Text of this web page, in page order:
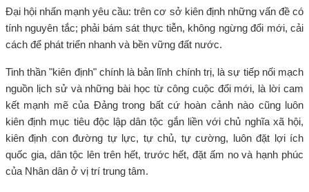
Đại hội nhấn mạnh yêu cầu: trên cơ sở kiên định những vấn đề có
tính nguyên tắc; phải bám sát thực tiễn, không ngừng đổi mới, cải
cách để phát triển nhanh và bền vững đất nước.
Tinh thần "kiên định" chính là bản lĩnh chính trị, là sự tiếp nối mạch
nguồn lịch sử và những bài học từ công cuộc đổi mới, là lời cam
kết mạnh mẽ của Đảng trong bất cứ hoàn cảnh nào cũng luôn
kiên định mục tiêu độc lập dân tộc gắn liền với chủ nghĩa xã hội,
kiên định con đường tự lực, tự chủ, tự cường, luôn đặt lợi ích
quốc gia, dân tộc lên trên hết, trước hết, đặt ấm no và hạnh phúc
của Nhân dân ở vị trí trung tâm.